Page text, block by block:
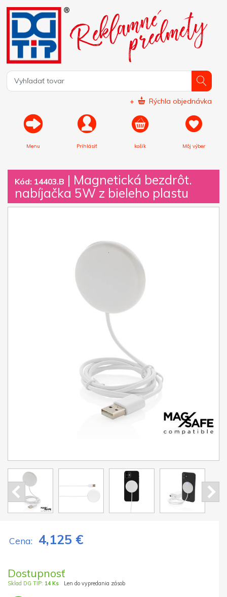
+ Rýchla objednávka
Menu Prihlásiť košík Môj výber
Kód: 14403.B | Magnetická bezdrôt.
nabíjačka 5W z bieleho plastu
Cena: 4,125 €
Dostupnosť
Sklad DG TIP: 14 Ks Len do vypredania zásob